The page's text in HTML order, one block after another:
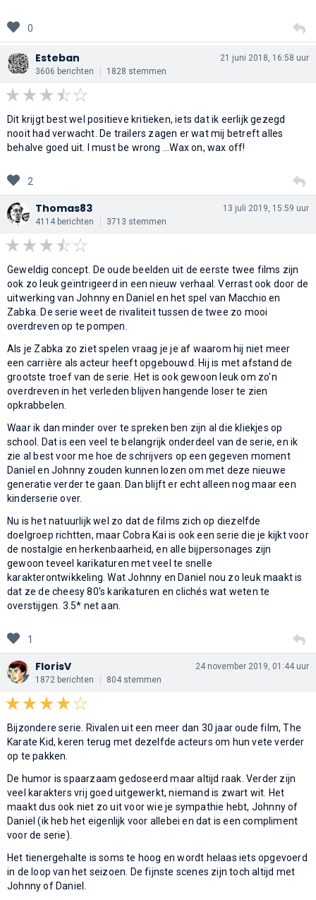
0
Esteban
3606 berichten 1828 stemmen
21 juni 2018, 16:58 uur
Dit krijgt best wel positieve kritieken, iets dat ik eerlijk gezegd
nooit had verwacht. De trailers zagen er wat mij betreft alles
behalve goed uit. I must be wrong ...Wax on, wax off!
2
Thomas83
4114 berichten 3713 stemmen
13 juli 2019, 15:59 uur
Geweldig concept. De oude beelden uit de eerste twee films zijn
ook zo leuk geïntrigeerd in een nieuw verhaal. Verrast ook door de
uitwerking van Johnny en Daniel en het spel van Macchio en
Zabka. De serie weet de rivaliteit tussen de twee zo mooi
overdreven op te pompen.
Als je Zabka zo ziet spelen vraag je je af waarom hij niet meer
een carrière als acteur heeft opgebouwd. Hij is met afstand de
grootste troef van de serie. Het is ook gewoon leuk om zo'n
overdreven in het verleden blijven hangende loser te zien
opkrabbelen.
Waar ik dan minder over te spreken ben zijn al die kliekjes op
school. Dat is een veel te belangrijk onderdeel van de serie, en ik
zie al best voor me hoe de schrijvers op een gegeven moment
Daniel en Johnny zouden kunnen lozen om met deze nieuwe
generatie verder te gaan. Dan blijft er echt alleen nog maar een
kinderserie over.
Nu is het natuurlijk wel zo dat de films zich op diezelfde
doelgroep richtten, maar Cobra Kai is ook een serie die je kijkt voor
de nostalgie en herkenbaarheid, en alle bijpersonages zijn
gewoon teveel karikaturen met veel te snelle
karakterontwikkeling. Wat Johnny en Daniel nou zo leuk maakt is
dat ze de cheesy 80's karikaturen en clichés wat weten te
overstijgen. 3.5* net aan.
1
FlorisV
1872 berichten 804 stemmen
24 november 2019, 01:44 uur
Bijzondere serie. Rivalen uit een meer dan 30 jaar oude film, The
Karate Kid, keren terug met dezelfde acteurs om hun vete verder
op te pakken.
De humor is spaarzaam gedoseerd maar altijd raak. Verder zijn
veel karakters vrij goed uitgewerkt, niemand is zwart wit. Het
maakt dus ook niet zo uit voor wie je sympathie hebt, Johnny of
Daniel (ik heb het eigenlijk voor allebei en dat is een compliment
voor de serie).
Het tienergehalte is soms te hoog en wordt helaas iets opgevoerd
in de loop van het seizoen. De fijnste scenes zijn toch altijd met
Johnny of Daniel.